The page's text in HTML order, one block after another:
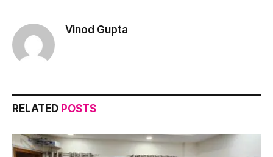
Vinod Gupta
RELATED POSTS